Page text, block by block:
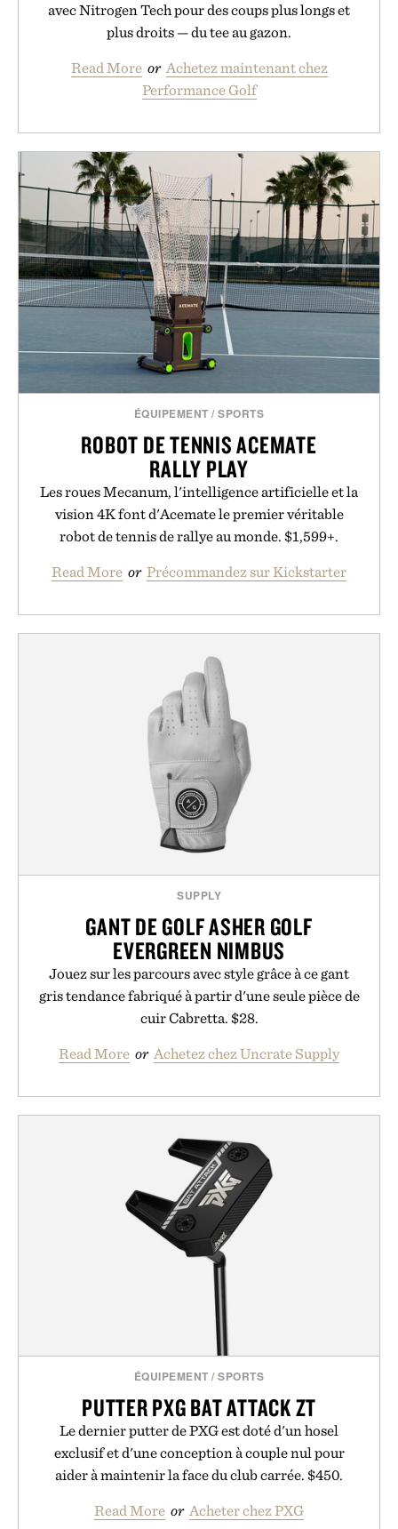
avec Nitrogen Tech pour des coups plus longs et
plus droits — du tee au gazon.
Read More or Achetez maintenant chez
Performance Golf
ÉQUIPEMENT /SPORTS
ROBOT DE TENNIS ACEMATE
RALLY PLAY
Les roues Mecanum, l'intelligence artificielle et la
vision 4K font d'Acemate le premier véritable
robot de tennis de rallye au monde. $1,599+.
Read More or Précommandez sur Kickstarter
SUPPLY
GANT DE GOLF ASHER GOLF
EVERGREEN NIMBUS
Jouez sur les parcours avec style grâce à ce gant
gris tendance fabriqué à partir d'une seule pièce de
cuir Cabretta. $28.
Read More or Achetez chez Uncrate Supply
ÉQUIPEMENT /SPORTS
PUTTER PXG BAT ATTACK ZT
Le dernier putter de PXG est doté d'un hosel
exclusif et d'une conception à couple nul pour
aider à maintenir la face du club carrée. $450.
Read More or Acheter chez PXG